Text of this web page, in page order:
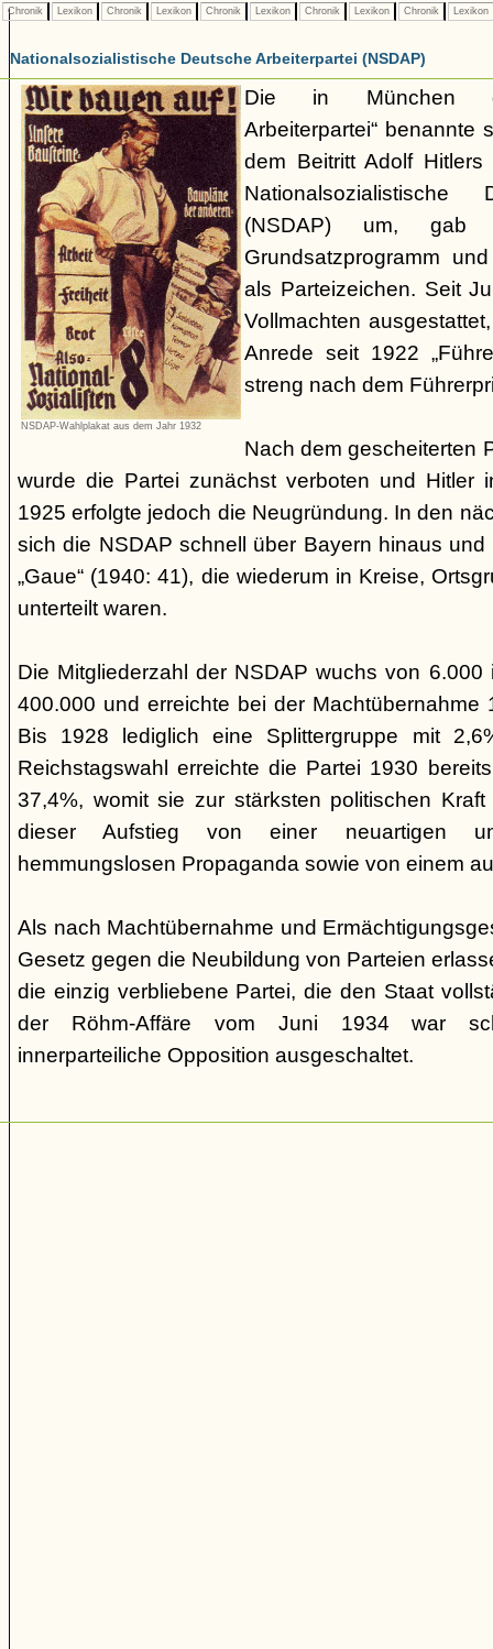
Chronik Lexikon Chronik Lexikon Chronik Lexikon Chronik Lexikon Chronik Lexikon
Nationalsozialistische Deutsche Arbeiterpartei (NSDAP)
NSDAP-Wahlplakat aus dem Jahr 1932
Die in München
Arbeiterpartei“
dem Beitritt Adolf
Nationalsozialistische
(NSDAP) um, gab
Grundsatzprogramm
als Parteizeichen. Seit
Vollmachten
Anrede seit 1922
streng nach dem
Nach dem gescheiterten
wurde die Partei zunächst verboten und Hitler
1925 erfolgte jedoch die Neugründung. In den
sich die NSDAP schnell über Bayern hinaus
„Gaue“ (1940: 41), die wiederum in Kreise,
unterteilt waren.
Die Mitgliederzahl der NSDAP wuchs von
400.000 und erreichte bei der Machtübernahme
Bis 1928 lediglich eine Splittergruppe mit
Reichstagswahl erreichte die Partei 1930
37,4%, womit sie zur stärksten politischen
dieser Aufstieg von einer neuartigen
hemmungslosen Propaganda sowie von einem
Als nach Machtübernahme und
Gesetz gegen die Neubildung von Parteien
die einzig verbliebene Partei, die den Staat
der Röhm-Affäre vom Juni 1934 war
innerparteiliche Opposition ausgeschaltet.